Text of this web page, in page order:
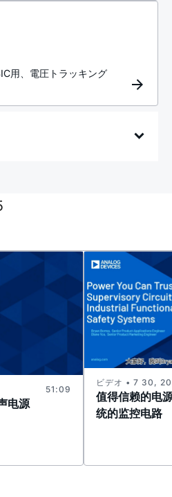
用、電圧トラッキング
电源
51:09
值得信赖的电
统的监控电路
ビデオ • 7 30,